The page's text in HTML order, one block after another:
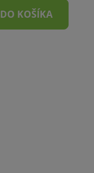
DO KOŠÍKA